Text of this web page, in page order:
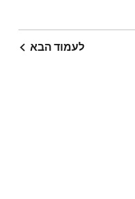
לעמוד הבא